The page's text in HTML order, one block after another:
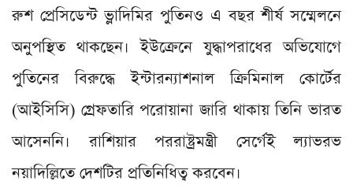
রুশ প্রেসিডেন্ট ভ্লাদিমির পুতিনও এ বছর শীর্ষ সম্মেলনে
অনুপস্থিত থাকছেন। ইউক্রেনে যুদ্ধাপরাধের অভিযোগে
পুতিনের বিরুদ্ধে ইন্টারন্যাশনাল ক্রিমিনাল কোর্টের
(আইসিসি) গ্রেফতারি পরোয়ানা জারি থাকায় তিনি ভারত
আসেননি। রাশিয়ার পররাষ্ট্রমন্ত্রী সের্গেই ল্যাভরভ
নয়াদিল্লিতে দেশটির প্রতিনিধিত্ব করবেন।